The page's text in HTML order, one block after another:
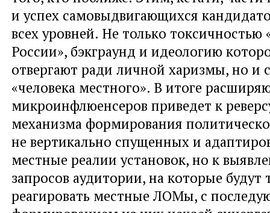
и успех самовыдвигающихся
всех уровней. Не только токсичностью
России», бэкграунд и идеологию
отвергают ради личной харизмы, но и
«человека местного». В итоге
микроинфлюенсеров приведет к
механизма формирования
не вертикально спущенных и
местные реалии установок, но к
запросов аудитории, на которые будут
реагировать местные ЛОМы, с